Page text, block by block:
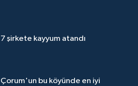
7 şirkete kayyum atandı
Çorum'un bu köyünde en iyi